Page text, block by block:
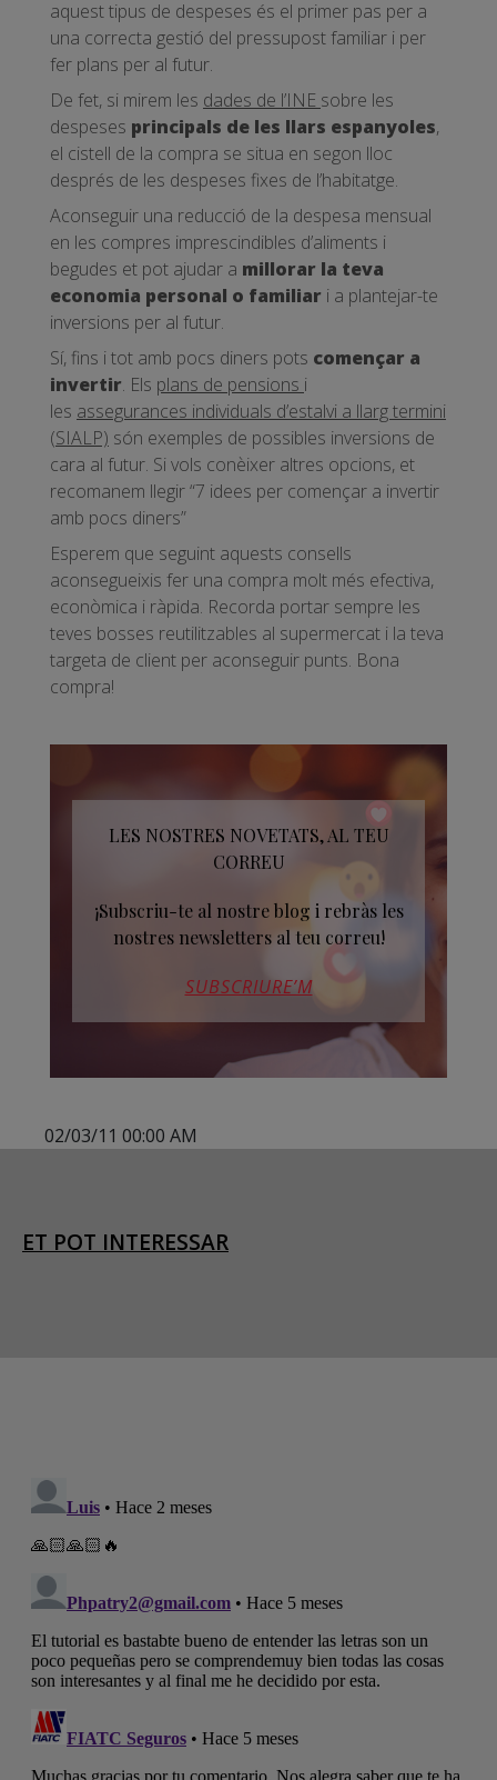
aquest tipus de despeses és el primer pas per a
una correcta gestió del pressupost familiar i per
fer plans per al futur.
De fet, si mirem les dades de l’INE sobre les
despeses principals de les llars espanyoles,
el cistell de la compra se situa en segon lloc
després de les despeses fixes de l’habitatge.
Aconseguir una reducció de la despesa mensual
en les compres imprescindibles d’aliments i
begudes et pot ajudar a millorar la teva
economia personal o familiar i a plantejar-te
inversions per al futur.
Sí, fins i tot amb pocs diners pots començar a
invertir. Els plans de pensions i
les assegurances individuals d’estalvi a llarg termini
(SIALP) són exemples de possibles inversions de
cara al futur. Si vols conèixer altres opcions, et
recomanem llegir “7 idees per començar a invertir
amb pocs diners”
Esperem que seguint aquests consells
aconsegueixis fer una compra molt més efectiva,
econòmica i ràpida. Recorda portar sempre les
teves bosses reutilitzables al supermercat i la teva
targeta de client per aconseguir punts. Bona
compra!
LES NOSTRES NOVETATS, AL TEU
CORREU
¡Subscriu-te al nostre blog i rebràs les
nostres newsletters al teu correu!
SUBSCRIURE’M
02/03/11 00:00 AM
ET POT INTERESSAR